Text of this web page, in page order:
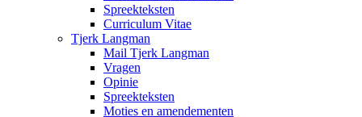
Spreekteksten
Curriculum Vitae
Tjerk Langman
Mail Tjerk Langman
Vragen
Opinie
Spreekteksten
Moties en amendementen